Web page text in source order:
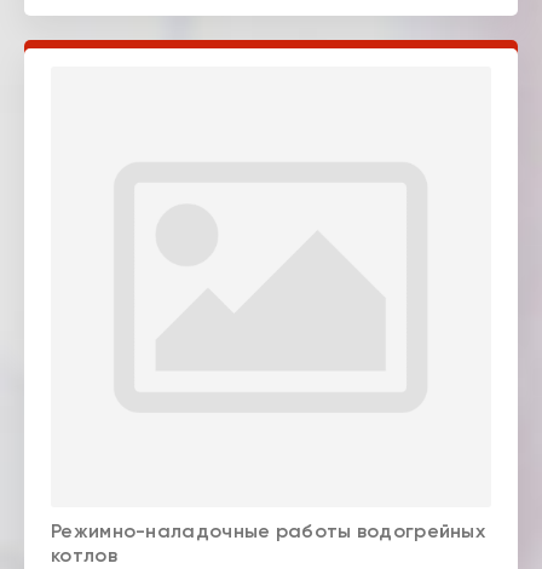
Режимно-наладочные работы водогрейных
котлов